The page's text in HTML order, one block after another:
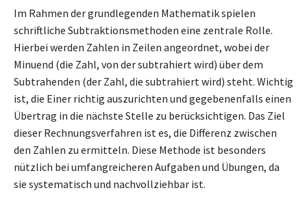
Im Rahmen der grundlegenden Mathematik spielen
schriftliche Subtraktionsmethoden eine zentrale Rolle.
Hierbei werden Zahlen in Zeilen angeordnet, wobei der
Minuend (die Zahl, von der subtrahiert wird) über dem
Subtrahenden (der Zahl, die subtrahiert wird) steht. Wichtig
ist, die Einer richtig auszurichten und gegebenenfalls einen
Übertrag in die nächste Stelle zu berücksichtigen. Das Ziel
dieser Rechnungsverfahren ist es, die Differenz zwischen
den Zahlen zu ermitteln. Diese Methode ist besonders
nützlich bei umfangreicheren Aufgaben und Übungen, da
sie systematisch und nachvollziehbar ist.